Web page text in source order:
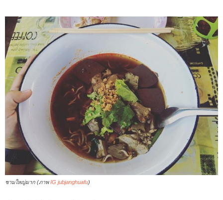
ชามใหญ่มาก (ภาพIG jubjanghuafu)